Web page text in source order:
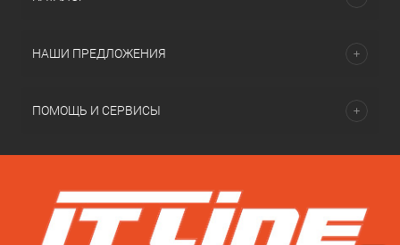
НАШИ ПРЕДЛОЖЕНИЯ
ПОМОЩЬ И СЕРВИСЫ